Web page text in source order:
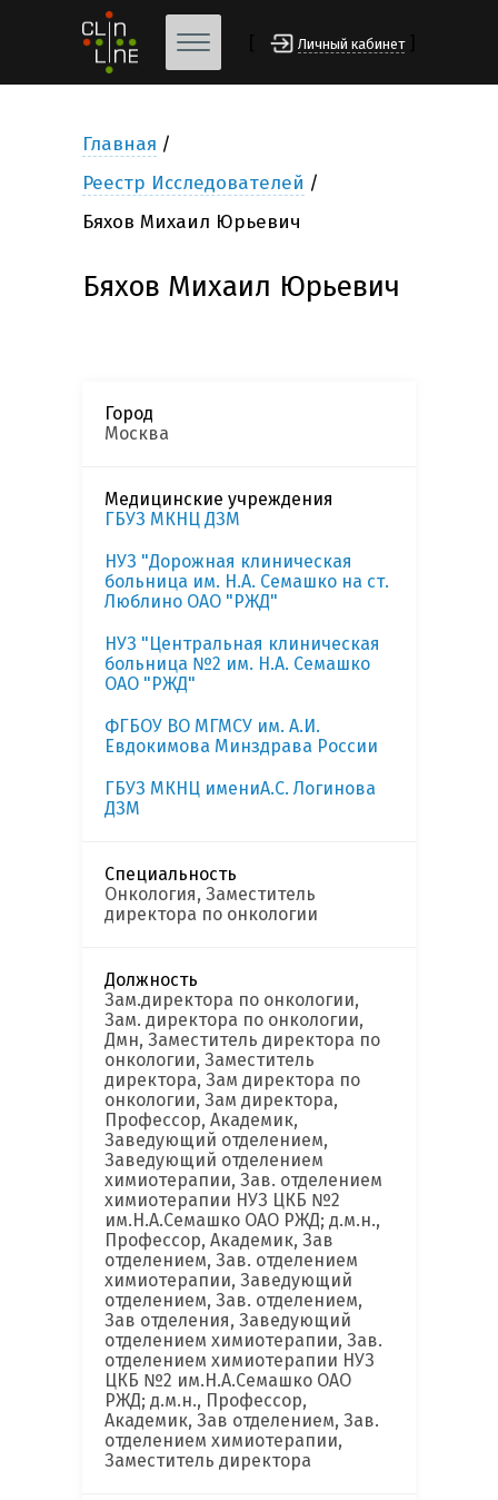
Личный кабинет
Главная
Реестр Исследователей
Бяхов Михаил Юрьевич
Бяхов Михаил Юрьевич
Город
Москва
Медицинские учреждения
ГБУЗ МКНЦ ДЗМ
НУЗ "Дорожная клиническая
больница им. Н.А. Семашко на ст.
Люблино ОАО "РЖД"
НУЗ "Центральная клиническая
больница №2 им. Н.А. Семашко
ОАО "РЖД"
ФГБОУ ВО МГМСУ им. А.И.
Евдокимова Минздрава России
ГБУЗ МКНЦ имениА.С. Логинова
ДЗМ
Специальность
Онкология, Заместитель
директора по онкологии
Должность
Зам.директора по онкологии,
Зам. директора по онкологии,
Дмн, Заместитель директора по
онкологии, Заместитель
директора, Зам директора по
онкологии, Зам директора,
Профессор, Академик,
Заведующий отделением,
Заведующий отделением
химиотерапии, Зав. отделением
химиотерапии НУЗ ЦКБ №2
им.Н.А.Семашко ОАО РЖД; д.м.н.,
Профессор, Академик, Зав
отделением, Зав. отделением
химиотерапии, Заведующий
отделением, Зав. отделением,
Зав отделения, Заведующий
отделением химиотерапии, Зав.
отделением химиотерапии НУЗ
ЦКБ №2 им.Н.А.Семашко ОАО
РЖД; д.м.н., Профессор,
Академик, Зав отделением, Зав.
отделением химиотерапии,
Заместитель директора